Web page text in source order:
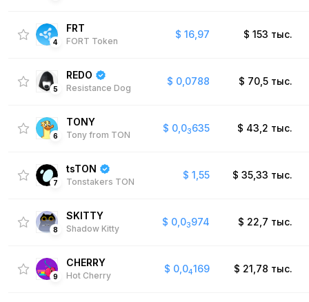
4 FORT Token
FRT
$ 16,97 $ 153 тыс.
5 Resistance Dog
REDO
$ 0,0788 $ 70,5 тыс.
6 Tony from TON
TONY
$ 0,03635 $ 43,2 тыс.
7 Tonstakers TON
tsTON
$ 1,55 $ 35,33 тыс.
8 Shadow Kitty
SKITTY
$ 0,03974 $ 22,7 тыс.
9 Hot Cherry
CHERRY
$ 0,04169 $ 21,78 тыс.